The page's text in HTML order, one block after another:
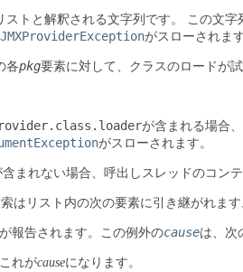
トと解釈される文字列です。 この文字
JMXProviderExceptionがスローされます
各pkg要素に対して、クラスのロードが試
が含まれる場合
がスローされます。
含まれない場合、呼出しスレッドのコン
はリスト内の次の要素に引き継がれます
報告されます。この例外のcauseは、次
れがcauseになります。